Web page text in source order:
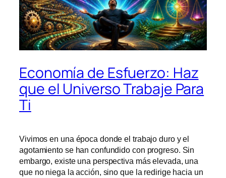
Economía de Esfuerzo: Haz
que el Universo Trabaje Para
Ti
Vivimos en una época donde el trabajo duro y el
agotamiento se han confundido con progreso. Sin
embargo, existe una perspectiva más elevada, una
que no niega la acción, sino que la redirige hacia un